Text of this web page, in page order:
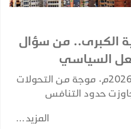
الكبرى.. من سؤال
السياسي
تشهد العاصمة عدن، منذ يناير 2026م، موجة من التحولات
حدود التنافس
المجتمع العدني ذاته،
المدينة وخصوصيتها
المزيد